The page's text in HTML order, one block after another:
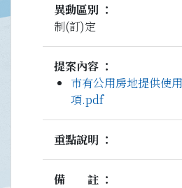
異動區別
制(訂)定
提案內容
巿有公用房地提供使
項.pdf
重點說明
備註